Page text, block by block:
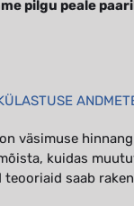
pilgu peale
väsimuse
kuidas
saab